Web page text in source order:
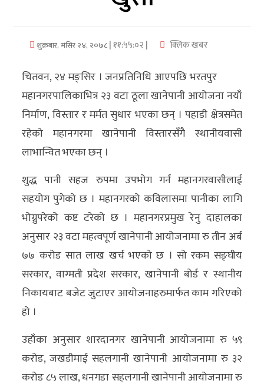
वाणिज्य
मनाेरञ्जन
विज्ञान
प्रविधि
अन्तरर्वार्ता
विचार/
ब्लग
खेलकुद
रोचक
अन्य
क्लिक
खबर
विशेष
राशिफल
शुक्रबार, मंसिर २४, २०७८| ११:५५:०२ | क्लिक खबर
चितवन, २४ मङ्सिर । जनप्रतिनिधि आएपछि भरतपुर
महानगरपालिकाभित्र २३ वटा ठूला खानेपानी आयोजना नयाँ
निर्माण, विस्तार र मर्मत सुधार भएका छन् । पहाडी क्षेत्रसमेत
रहेको महानगरमा खानेपानी विस्तारसँगै स्थानीयवासी
लाभान्वित भएका छन् ।
शुद्ध पानी सहज रुपमा उपभोग गर्न महानगरवासीलाई
सहयोग पुगेको छ । महानगरको कविलासमा पानीका लागि
भोग्नुपरेको कष्ट टरेको छ । महानगरप्रमुख रेनु दाहालका
अनुसार २३ वटा महत्वपूर्ण खानेपानी आयोजनामा रु तीन अर्ब
७७ करोड सात लाख खर्च भएको छ । सो रकम सङ्घीय
सरकार, वाग्मती प्रदेश सरकार, खानेपानी बोर्ड र स्थानीय
निकायबाट बजेट जुटाएर आयोजनाहरुमार्फत काम गरिएको
हो ।
उहाँका अनुसार शारदानगर खानेपानी आयोजनामा रु ५९
करोड, जखडीमाई सहलगानी खानेपानी आयोजनामा रु ३२
करोड ८५ लाख, धनगडा सहलगानी खानेपानी आयोजनामा रु